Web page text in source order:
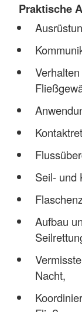
Praktische
Seil- und
Aufbau
Nacht,